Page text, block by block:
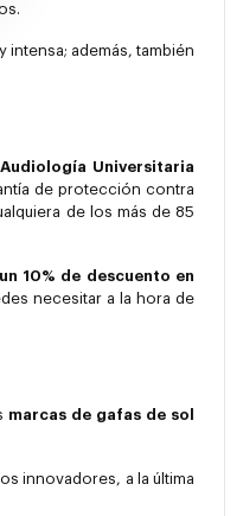
intensa; además, también
Universitaria
de protección contra
de los más de 85
un 10% de descuento en
necesitar a la hora de
marcas de gafas de sol
innovadores, a la última